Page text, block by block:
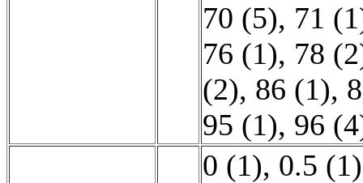
70 (5), 71
76 (1), 78
(2), 86 (1),
95 (1), 96
0 (1), 0.5 (1)